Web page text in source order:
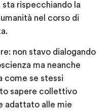
sta rispecchiando la
nel corso di
non stavo dialogando
ma neanche
come se stessi
sapere collettivo
adattato alle mie